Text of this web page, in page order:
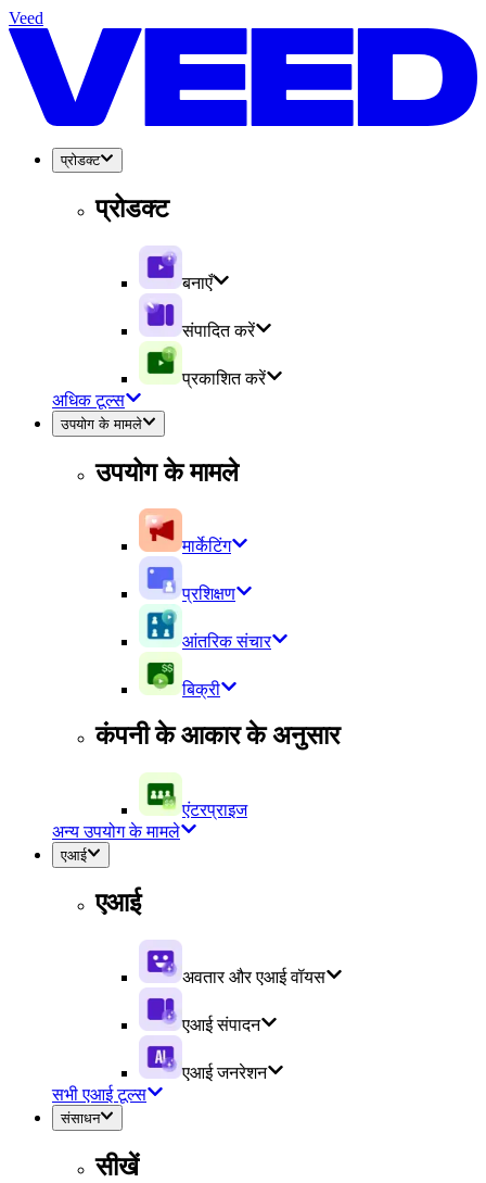
Veed
प्रोडक्ट
प्रोडक्ट
बनाएँ
संपादित करें
प्रकाशित करें
अधिक टूल्स
उपयोग के मामले
उपयोग के मामले
मार्केटिंग
प्रशिक्षण
आंतरिक संचार
बिक्री
कंपनी के आकार के अनुसार
एंटरप्राइज
अन्य उपयोग के मामले
एआई
एआई
अवतार और एआई वॉयस
एआई संपादन
एआई जनरेशन
सभी एआई टूल्स
संसाधन
सीखें